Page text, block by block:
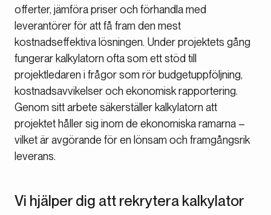
offerter, jämföra priser och förhandla med
leverantörer för att få fram den mest
kostnadseffektiva lösningen. Under projektets gång
fungerar kalkylatorn ofta som ett stöd till
projektledaren i frågor som rör budgetuppföljning,
kostnadsavvikelser och ekonomisk rapportering.
Genom sitt arbete säkerställer kalkylatorn att
projektet håller sig inom de ekonomiska ramarna –
vilket är avgörande för en lönsam och framgångsrik
leverans.
Vi hjälper dig att rekrytera kalkylator